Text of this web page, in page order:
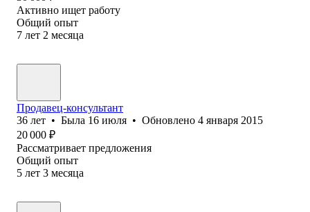
Активно ищет работу
Общий опыт
7 лет 2 месяца
Продавец-консультант
36 лет • Была 16 июля • Обновлено 4 января 2015
20 000 ₽
Рассматривает предложения
Общий опыт
5 лет 3 месяца